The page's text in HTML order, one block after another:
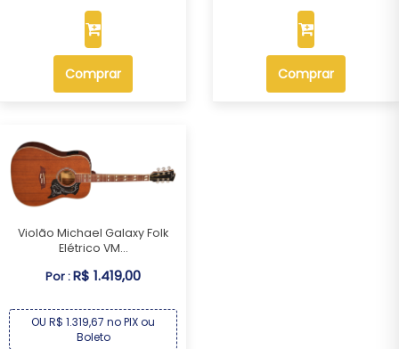
Comprar Comprar
Violão Michael Galaxy Folk
Elétrico VM...
Por :R$ 1.419,00
OU R$ 1.319,67 no PIX ou
Boleto